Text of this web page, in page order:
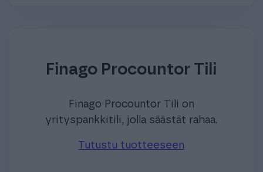
Finago Procountor Tili
Finago Procountor Tili on
yrityspankkitili, jolla säästät rahaa.
Tutustu tuotteeseen